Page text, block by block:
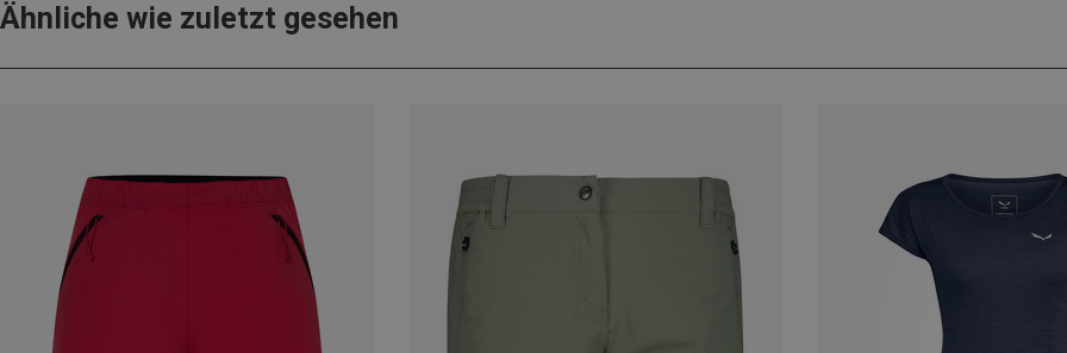
Ähnliche wie zuletzt gesehen